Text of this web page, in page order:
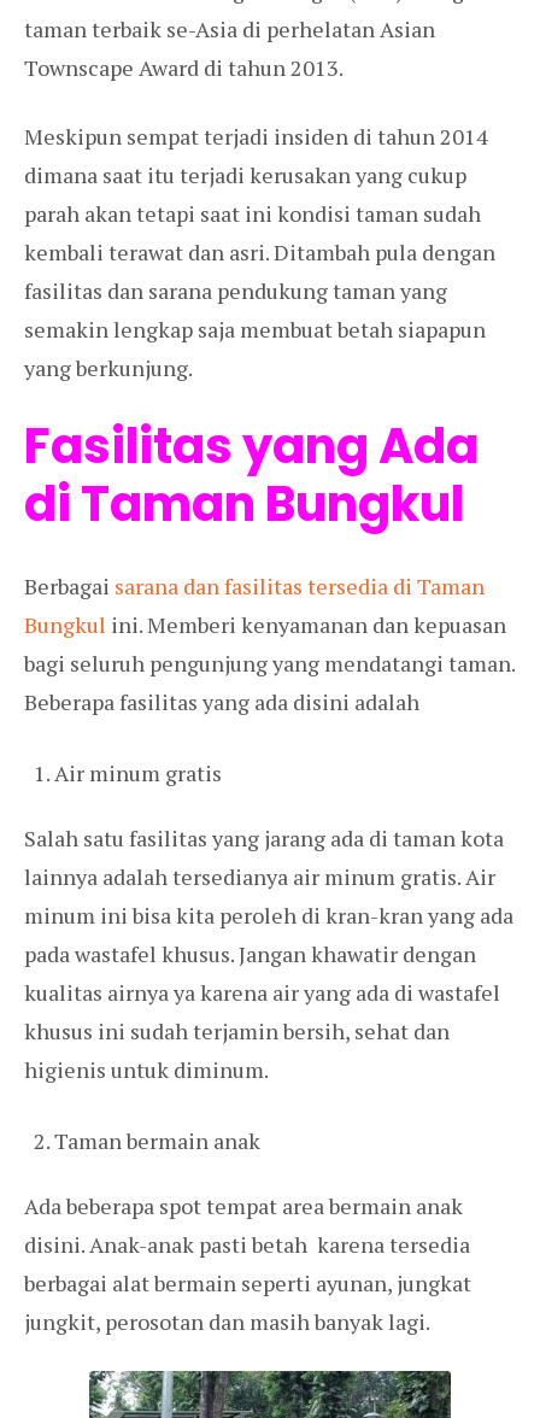
taman terbaik se-Asia di perhelatan Asian
Townscape Award di tahun 2013.
Meskipun sempat terjadi insiden di tahun 2014
dimana saat itu terjadi kerusakan yang cukup
parah akan tetapi saat ini kondisi taman sudah
kembali terawat dan asri. Ditambah pula dengan
fasilitas dan sarana pendukung taman yang
semakin lengkap saja membuat betah siapapun
yang berkunjung.
Fasilitas yang Ada
di Taman Bungkul
Berbagai sarana dan fasilitas tersedia di Taman
Bungkul ini. Memberi kenyamanan dan kepuasan
bagi seluruh pengunjung yang mendatangi taman.
Beberapa fasilitas yang ada disini adalah
Air minum gratis
Salah satu fasilitas yang jarang ada di taman kota
lainnya adalah tersedianya air minum gratis. Air
minum ini bisa kita peroleh di kran-kran yang ada
pada wastafel khusus. Jangan khawatir dengan
kualitas airnya ya karena air yang ada di wastafel
khusus ini sudah terjamin bersih, sehat dan
higienis untuk diminum.
Taman bermain anak
Ada beberapa spot tempat area bermain anak
disini. Anak-anak pasti betah karena tersedia
berbagai alat bermain seperti ayunan, jungkat
jungkit, perosotan dan masih banyak lagi.